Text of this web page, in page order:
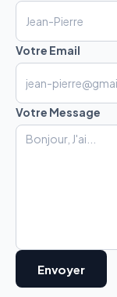
Votre Email
Votre Message